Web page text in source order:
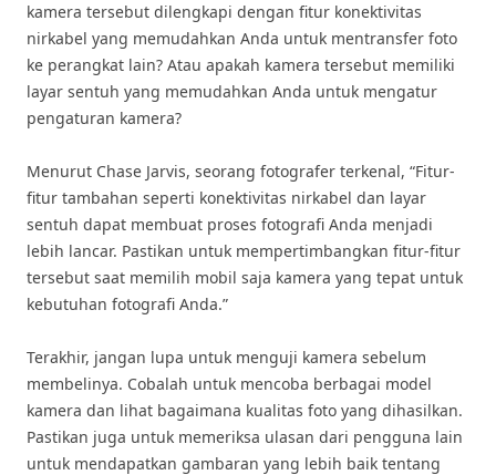
kamera tersebut dilengkapi dengan fitur konektivitas
nirkabel yang memudahkan Anda untuk mentransfer foto
ke perangkat lain? Atau apakah kamera tersebut memiliki
layar sentuh yang memudahkan Anda untuk mengatur
pengaturan kamera?
Menurut Chase Jarvis, seorang fotografer terkenal, “Fitur-
fitur tambahan seperti konektivitas nirkabel dan layar
sentuh dapat membuat proses fotografi Anda menjadi
lebih lancar. Pastikan untuk mempertimbangkan fitur-fitur
tersebut saat memilih mobil saja kamera yang tepat untuk
kebutuhan fotografi Anda.”
Terakhir, jangan lupa untuk menguji kamera sebelum
membelinya. Cobalah untuk mencoba berbagai model
kamera dan lihat bagaimana kualitas foto yang dihasilkan.
Pastikan juga untuk memeriksa ulasan dari pengguna lain
untuk mendapatkan gambaran yang lebih baik tentang